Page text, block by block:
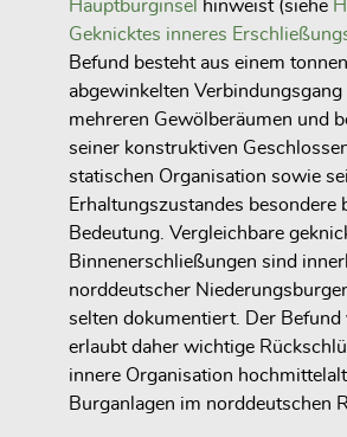
Hauptburginsel
hinweist (siehe
Geknicktes inneres
Befund besteht aus einem
abgewinkelten
mehreren Gewölberäumen und
seiner konstruktiven
statischen Organisation sowie
Erhaltungszustandes besondere
Bedeutung. Vergleichbare
Binnenerschließungen sind
norddeutscher
selten dokumentiert. Der Befund
erlaubt daher wichtige
innere Organisation
Burganlagen im norddeutschen